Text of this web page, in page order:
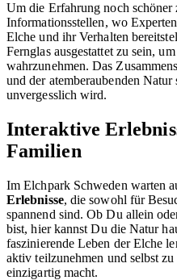
Um die Erfahrung noch schöner
Informationsstellen, wo
Elche und ihr Verhalten
Fernglas ausgestattet zu sein,
wahrzunehmen. Das
und der atemberaubenden
unvergesslich wird.
Interaktive
Familien
Im Elchpark Schweden warten
Erlebnisse, die sowohl für
spannend sind. Ob Du allein
bist, hier kannst Du die Natur
faszinierende Leben der Elche
aktiv teilzunehmen und selbst
einzigartig macht.